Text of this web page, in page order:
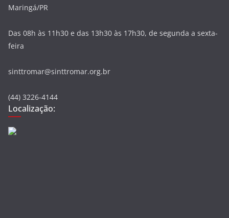
Maringá/PR
Das 08h às 11h30 e das 13h30 às 17h30, de segunda a sexta-
feira
sinttromar@sinttromar.org.br
(44) 3226-4144
Localização: